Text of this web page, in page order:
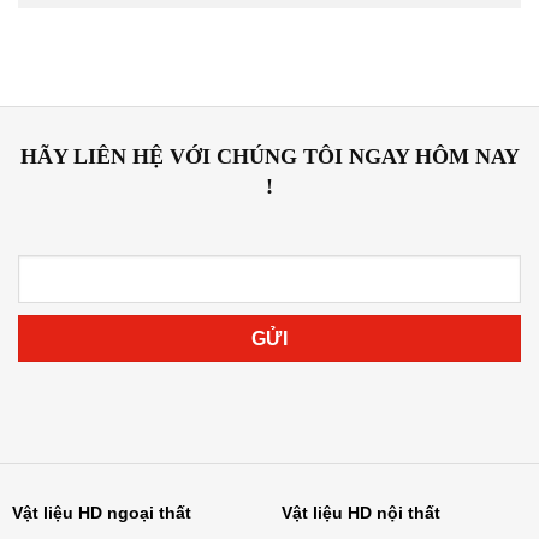
HÃY LIÊN HỆ VỚI CHÚNG TÔI NGAY HÔM NAY
!
Vật liệu HD ngoại thất Vật liệu HD nội thất